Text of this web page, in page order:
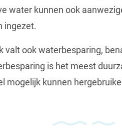
water kunnen ook
ingezet.
valt ook waterbesparing,
is het meest
mogelijk kunnen